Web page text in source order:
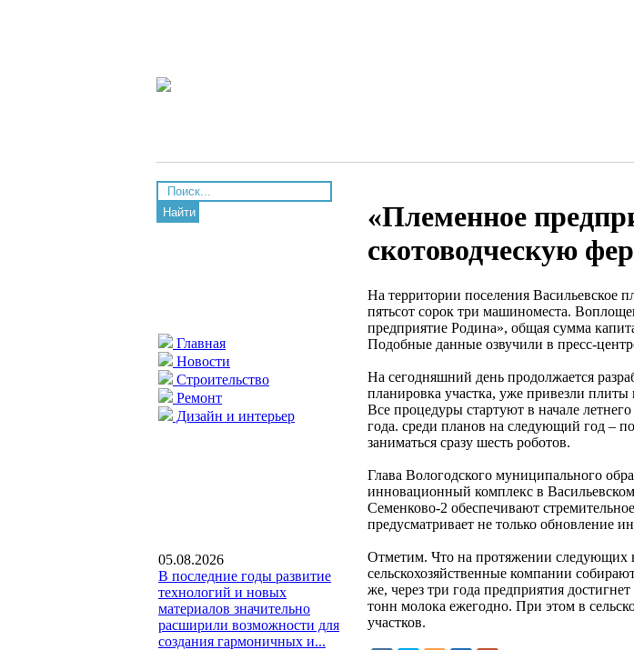
Найти
Главная
Новости
Строительство
Ремонт
Дизайн и интерьер
05.08.2026
В последние годы развитие
технологий и новых
материалов значительно
расширили возможности для
создания гармоничных и...
«Племенное
скотоводческую
На территории поселения Васильевское
пятьсот сорок три машиноместа.
предприятие Родина», общая сумма
Подобные данные озвучили в пресс-
На сегодняшний день продолжается
планировка участка, уже привезли плиты
Все процедуры стартуют в начале
года. среди планов на следующий год –
заниматься сразу шесть роботов.
Глава Вологодского муниципального
инновационный комплекс в
Семенково-2 обеспечивают
предусматривает не только обновление
Отметим. Что на протяжении следующих
сельскохозяйственные компании
же, через три года предприятия
тонн молока ежегодно. При этом в
участков.